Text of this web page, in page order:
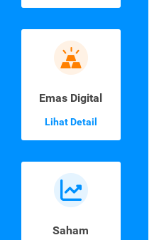
Emas Digital
Lihat Detail
Saham